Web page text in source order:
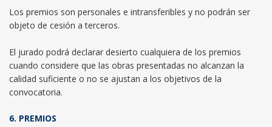
Los premios son personales e intransferibles y no podrán ser
objeto de cesión a terceros.
El jurado podrá declarar desierto cualquiera de los premios
cuando considere que las obras presentadas no alcanzan la
calidad suficiente o no se ajustan a los objetivos de la
convocatoria.
6. PREMIOS